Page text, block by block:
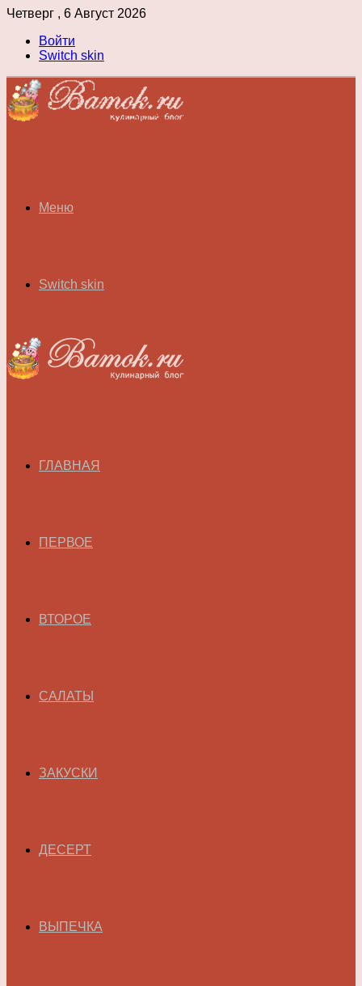
Четверг , 6 Август 2026
Войти
Switch skin
Меню
Switch skin
ГЛАВНАЯ
ПЕРВОЕ
ВТОРОЕ
САЛАТЫ
ЗАКУСКИ
ДЕСЕРТ
ВЫПЕЧКА